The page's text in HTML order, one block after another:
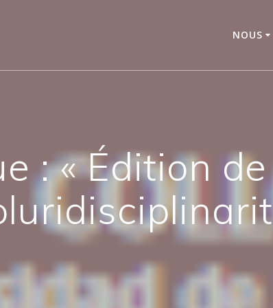
NOUS
: « Édition